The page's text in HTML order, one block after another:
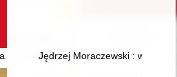
and the Jagiellonian Candidacy for
Jędrzej Moraczewski :